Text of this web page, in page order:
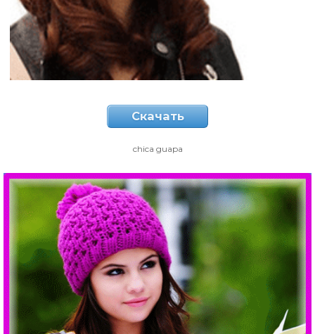
Скачать
chica guapa